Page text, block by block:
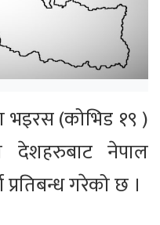
भइरस (कोभिड १९ )
नेपाल
गरेको छ ।